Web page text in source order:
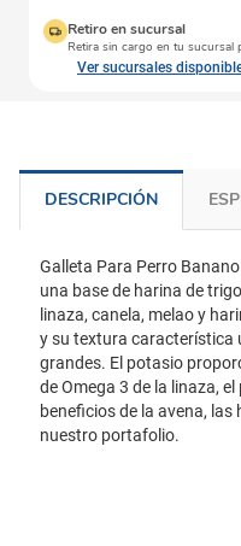
Retiro en sucursal
Retira sin cargo en tu sucursal
Ver sucursales
DESCRIPCIÓN
Galleta Para Perro
una base de harina de
linaza, canela, melao y
y su textura característica
grandes. El potasio
de Omega 3 de la linaza,
beneficios de la avena,
nuestro portafolio.